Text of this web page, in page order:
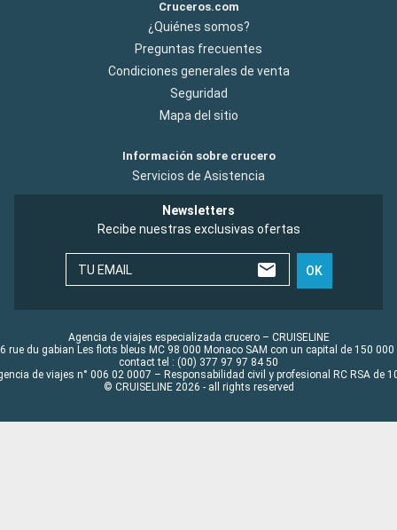
Cruceros.com
¿Quiénes somos?
Preguntas frecuentes
Condiciones generales de venta
Seguridad
Mapa del sitio
Información sobre crucero
Servicios de Asistencia
Newsletters
Recibe nuestras exclusivas ofertas
TU EMAIL OK
Agencia de viajes especializada crucero – CRUISELINE
rue du gabian Les flots bleus MC 98 000 Monaco SAM con un capital de 150 000
contact tel : (00) 377 97 97 84 50
de viajes n° 006 02 0007 – Responsabilidad civil y profesional RC RSA de
© CRUISELINE 2026 - all rights reserved